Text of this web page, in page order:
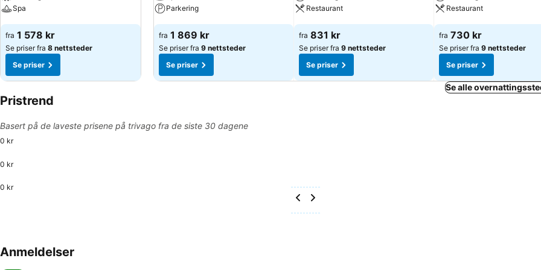
Spa
Se priser
fra 1 578 kr
Se priser fra 8 nettsteder
Se priser
Parkering
Se priser
fra 1 869 kr
Se priser fra 9 nettsteder
Se priser
Restaurant
Se priser
fra 831 kr
Se priser fra 9 nettsteder
Se priser
Restaurant
Se priser
fra 730 kr
Se priser fra 9 nettsteder
Se priser
Se alle
Pristrend
Basert på de laveste prisene på trivago fra de siste 30 dagene
0 kr
0 kr
0 kr
Anmeldelser